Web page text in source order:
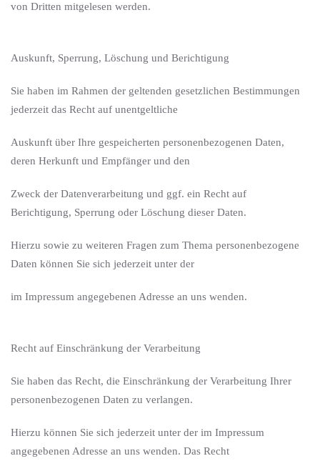
von Dritten mitgelesen werden.
Auskunft, Sperrung, Löschung und Berichtigung
Sie haben im Rahmen der geltenden gesetzlichen Bestimmungen
jederzeit das Recht auf unentgeltliche
Auskunft über Ihre gespeicherten personenbezogenen Daten,
deren Herkunft und Empfänger und den
Zweck der Datenverarbeitung und ggf. ein Recht auf
Berichtigung, Sperrung oder Löschung dieser Daten.
Hierzu sowie zu weiteren Fragen zum Thema personenbezogene
Daten können Sie sich jederzeit unter der
im Impressum angegebenen Adresse an uns wenden.
Recht auf Einschränkung der Verarbeitung
Sie haben das Recht, die Einschränkung der Verarbeitung Ihrer
personenbezogenen Daten zu verlangen.
Hierzu können Sie sich jederzeit unter der im Impressum
angegebenen Adresse an uns wenden. Das Recht